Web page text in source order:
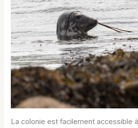
La colonie est facilement accessible